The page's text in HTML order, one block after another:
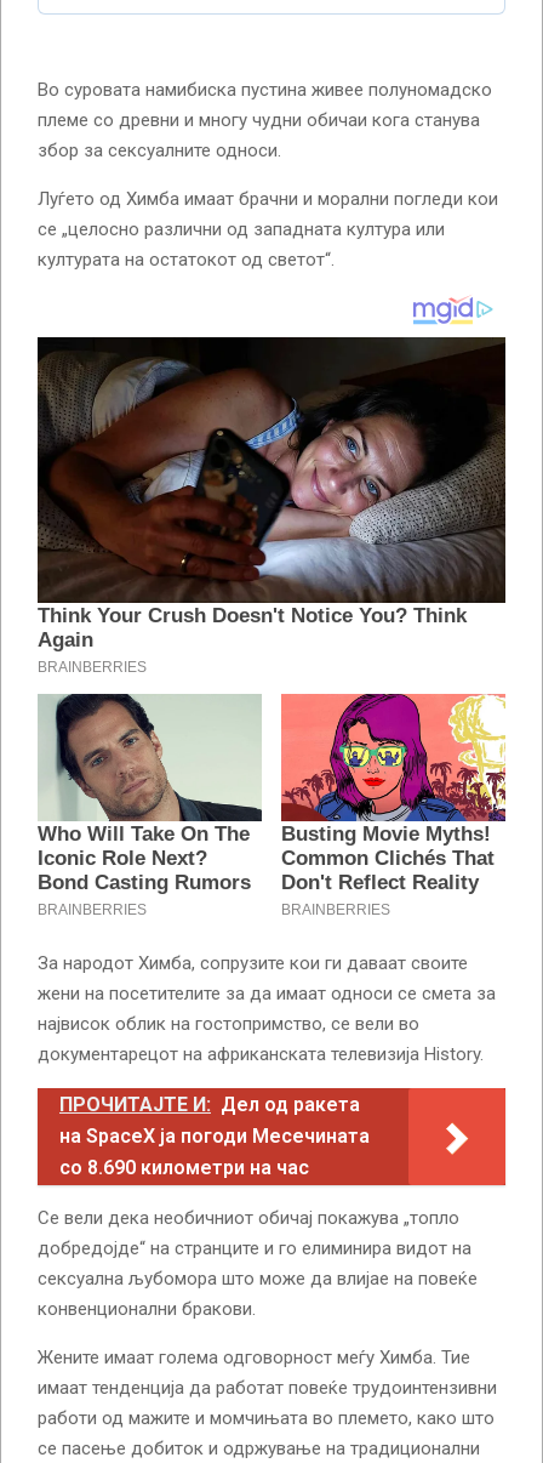
Во суровата намибиска пустина живее полуномадско
племе со древни и многу чудни обичаи кога станува
збор за сексуалните односи.
Луѓето од Химба имаат брачни и морални погледи кои
се „целосно различни од западната култура или
културата на остатокот од светот“.
За народот Химба, сопрузите кои ги даваат своите
жени на посетителите за да имаат односи се смета за
највисок облик на гостопримство, се вели во
документарецот на африканската телевизија History.
ПРОЧИТАЈТЕ И: Дел од ракета
на SpaceX ја погоди Месечината
со 8.690 километри на час
Се вели дека необичниот обичај покажува „топло
добредојде“ на странците и го елиминира видот на
сексуална љубомора што може да влијае на повеќе
конвенционални бракови.
Жените имаат голема одговорност меѓу Химба. Тие
имаат тенденција да работат повеќе трудоинтензивни
работи од мажите и момчињата во племето, како што
се пасење добиток и одржување на традиционални